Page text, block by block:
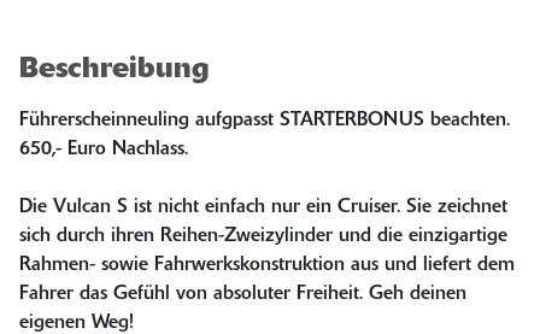
Beschreibung
Führerscheinneuling aufgpasst STARTERBONUS beachten.
650,- Euro Nachlass.
Die Vulcan S ist nicht einfach nur ein Cruiser. Sie zeichnet
sich durch ihren Reihen-Zweizylinder und die einzigartige
Rahmen- sowie Fahrwerkskonstruktion aus und liefert dem
Fahrer das Gefühl von absoluter Freiheit. Geh deinen
eigenen Weg!